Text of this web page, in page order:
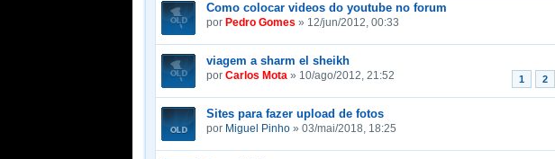
Como colocar videos do youtube no forum
por Pedro Gomes » 12/jun/2012, 00:33
viagem a sharm el sheikh
1 2
por Carlos Mota » 10/ago/2012, 21:52
Sites para fazer upload de fotos
por Miguel Pinho » 03/mai/2018, 18:25